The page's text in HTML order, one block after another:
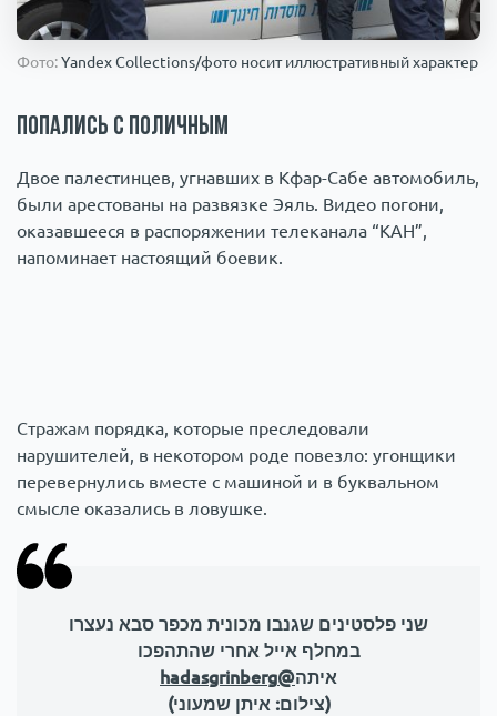
Происшествия 1000 мелочей
Фото:Yandex Collections/фото носит иллюстративный характер
Попались с поличным
Двое палестинцев, угнавших в Кфар-Сабе автомобиль,
были арестованы на развязке Эяль. Видео погони,
оказавшееся в распоряжении телеканала “КАН”,
напоминает настоящий боевик.
Стражам порядка, которые преследовали
нарушителей, в некотором роде повезло: угонщики
перевернулись вместе с машиной и в буквальном
смысле оказались в ловушке.
שני פלסטינים שגנבו מכונית מכפר סבא נעצרו
במחלף אייל אחרי שהתהפכו
איתה@hadasgrinberg
(צילום: איתן שמעוני)